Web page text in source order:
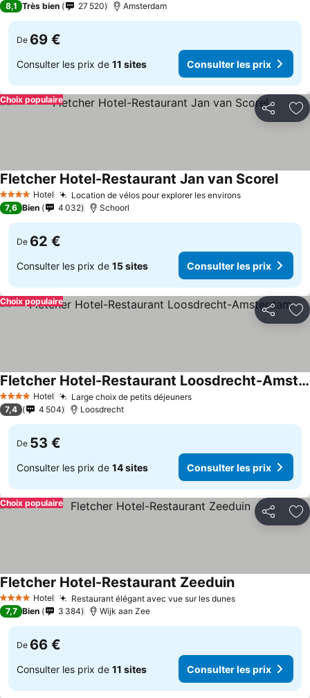
8,1 Très bien 27 520 Amsterdam
De 69 €
Consulter les prix de 11 sites Consulter les prix
Partager
Choix populaire
4 Étoiles Hotel Location de vélos pour explorer les environs
Fletcher Hotel-Restaurant Jan van Scorel
7,6 Bien 4 032 Schoorl
De 62 €
Consulter les prix de 15 sites Consulter les prix
Partager
Choix populaire
4 Étoiles Hotel Large choix de petits déjeuners
Fletcher Hotel-Restaurant Loosdrecht-Amsterdam
7,4 4 504 Loosdrecht
De 53 €
Consulter les prix de 14 sites Consulter les prix
Partager
Choix populaire
4 Étoiles Hotel Restaurant élégant avec vue sur les dunes
Fletcher Hotel-Restaurant Zeeduin
7,7 Bien 3 384 Wijk aan Zee
De 66 €
Consulter les prix de 11 sites Consulter les prix